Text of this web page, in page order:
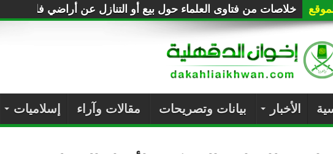
خلاصات من فتاوى العلماء حول بيع أو التنازل عن أراضي فلسطين
الأخبار بيانات وتصريحات مقالات وآراء إسلاميات